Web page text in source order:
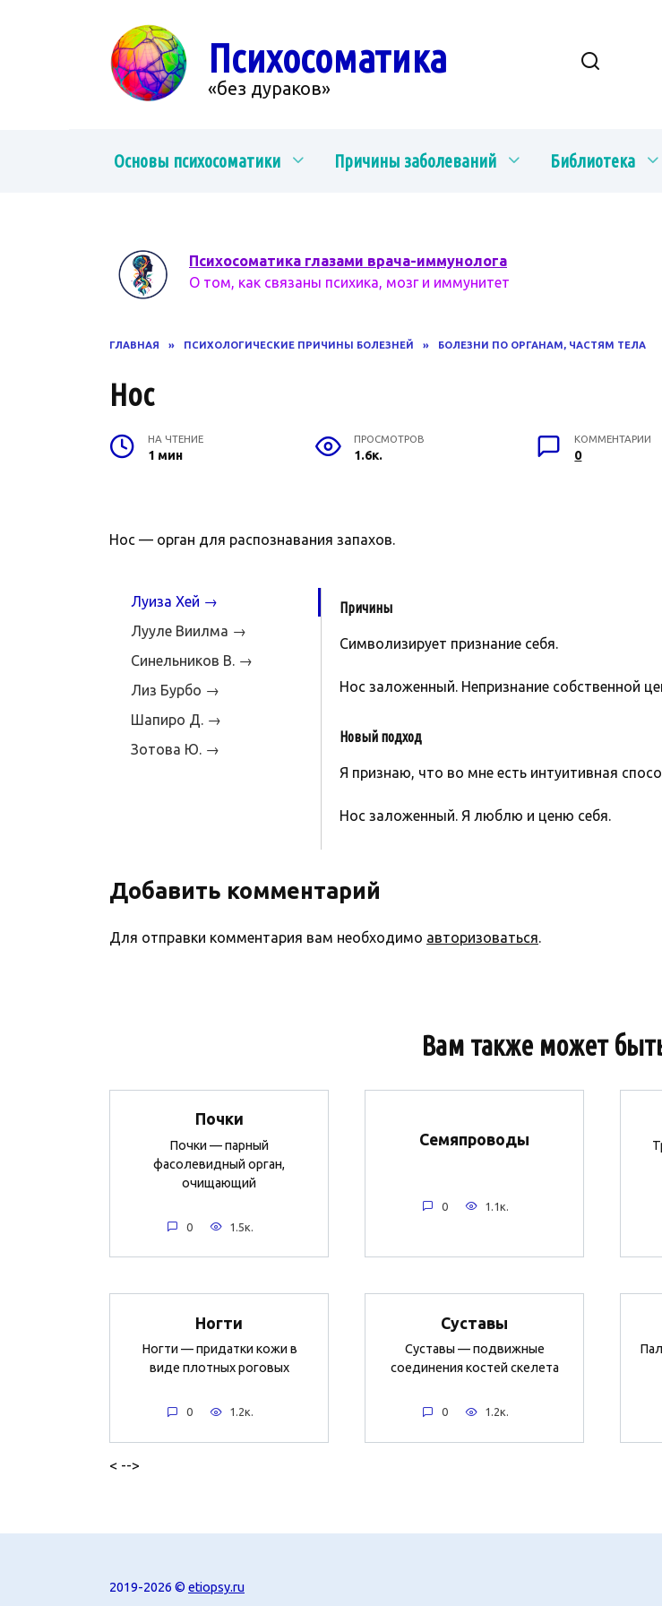
Психосоматика
«без дураков»
Основы психосоматики Причины заболеваний Библиотека
Психосоматика глазами врача-иммунолога
О том, как связаны психика, мозг и иммунитет
ГЛАВНАЯ » ПСИХОЛОГИЧЕСКИЕ ПРИЧИНЫ БОЛЕЗНЕЙ » БОЛЕЗНИ ПО ОРГАНАМ, ЧАСТЯМ ТЕЛА
Нос
НА ЧТЕНИЕ
1 мин
ПРОСМОТРОВ
1.6к.
КОММЕНТАРИИ
0
Нос — орган для распознавания запахов.
Луиза Хей →
Лууле Виилма →
Синельников В. →
Лиз Бурбо →
Шапиро Д. →
Зотова Ю. →
Причины
Символизирует признание себя.
Hoc заложенный. Непризнание собственной
Новый подход
Я признаю, что во мне есть интуитивная
Hoc заложенный. Я люблю и ценю себя.
Добавить комментарий
Для отправки комментария вам необходимо авторизоваться.
Вам также может
Почки
Почки — парный
фасолевидный орган,
очищающий
0 1.5к.
Семяпроводы
0 1.1к.
Ногти
Ногти — придатки кожи в
виде плотных роговых
0 1.2к.
Суставы
Суставы — подвижные
соединения костей скелета
0 1.2к.
< -->
2019-2026 © etiopsy.ru